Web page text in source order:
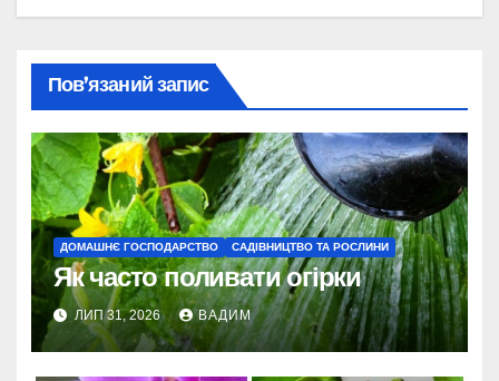
Пов’язаний запис
ДОМАШНЄ ГОСПОДАРСТВО САДІВНИЦТВО ТА РОСЛИНИ
Як часто поливати огірки
ЛИП 31, 2026 ВАДИМ